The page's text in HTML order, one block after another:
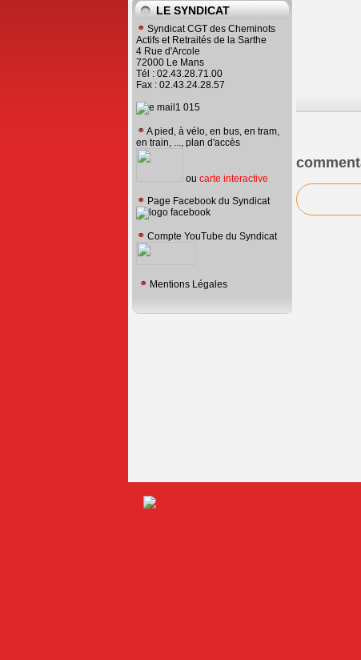
LE SYNDICAT
Syndicat CGT des Cheminots
Actifs et Retraités de la Sarthe
4 Rue d'Arcole
72000 Le Mans
Tél : 02.43.28.71.00
Fax : 02.43.24.28.57
A pied, à vélo, en bus, en tram,
en train, ..., plan d'accès
ou carte interactive
Page Facebook du Syndicat
Compte YouTube du Syndicat
Mentions Légales